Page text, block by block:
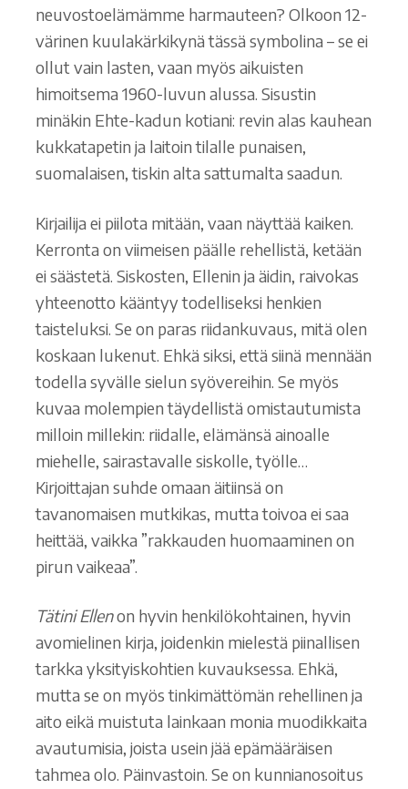
neuvostoelämämme harmauteen? Olkoon 12-
värinen kuulakärkikynä tässä symbolina – se ei
ollut vain lasten, vaan myös aikuisten
himoitsema 1960-luvun alussa. Sisustin
minäkin Ehte-kadun kotiani: revin alas kauhean
kukkatapetin ja laitoin tilalle punaisen,
suomalaisen, tiskin alta sattumalta saadun.
Kirjailija ei piilota mitään, vaan näyttää kaiken.
Kerronta on viimeisen päälle rehellistä, ketään
ei säästetä. Siskosten, Ellenin ja äidin, raivokas
yhteenotto kääntyy todelliseksi henkien
taisteluksi. Se on paras riidankuvaus, mitä olen
koskaan lukenut. Ehkä siksi, että siinä mennään
todella syvälle sielun syövereihin. Se myös
kuvaa molempien täydellistä omistautumista
milloin millekin: riidalle, elämänsä ainoalle
miehelle, sairastavalle siskolle, työlle…
Kirjoittajan suhde omaan äitiinsä on
tavanomaisen mutkikas, mutta toivoa ei saa
heittää, vaikka ”rakkauden huomaaminen on
pirun vaikeaa”.
Tätini Ellenon hyvin henkilökohtainen, hyvin
avomielinen kirja, joidenkin mielestä piinallisen
tarkka yksityiskohtien kuvauksessa. Ehkä,
mutta se on myös tinkimättömän rehellinen ja
aito eikä muistuta lainkaan monia muodikkaita
avautumisia, joista usein jää epämääräisen
tahmea olo. Päinvastoin. Se on kunnianosoitus